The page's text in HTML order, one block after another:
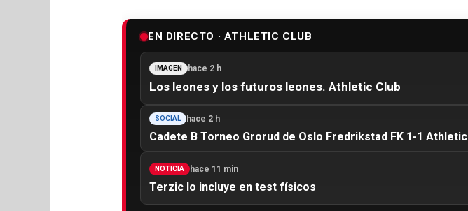
EN DIRECTO · ATHLETIC CLUB
IMAGEN hace 2 h
Los leones y los futuros leones. Athletic Club
SOCIAL hace 2 h
Cadete B Torneo Grorud de Oslo Fredrikstad FK 1-1 Athletic
NOTICIA hace 11 min
Terzic lo incluye en test físicos